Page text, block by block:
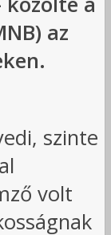
az
szinte
volt